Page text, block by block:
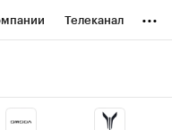
Телеканал ...